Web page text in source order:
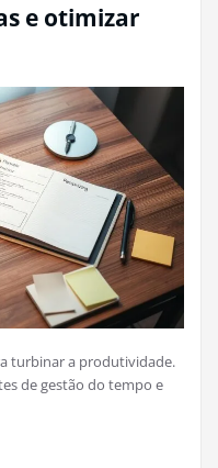
e otimizar
turbinar a produtividade.
de gestão do tempo e